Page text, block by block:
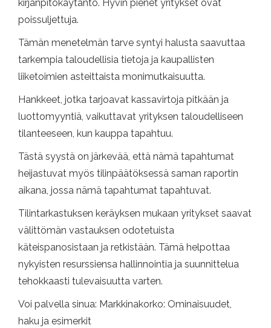
kirjanpitokäytäntö. Hyvin pienet yritykset ovat
poissuljettuja.
Tämän menetelmän tarve syntyi halusta saavuttaa
tarkempia taloudellisia tietoja ja kaupallisten
liiketoimien asteittaista monimutkaisuutta.
Hankkeet, jotka tarjoavat kassavirtoja pitkään ja
luottomyyntiä, vaikuttavat yrityksen taloudelliseen
tilanteeseen, kun kauppa tapahtuu.
Tästä syystä on järkevää, että nämä tapahtumat
heijastuvat myös tilinpäätöksessä saman raportin
aikana, jossa nämä tapahtumat tapahtuvat.
Tilintarkastuksen keräyksen mukaan yritykset saavat
välittömän vastauksen odotetuista
käteispanosistaan ​​ja retkistään. Tämä helpottaa
nykyisten resurssiensa hallinnointia ja suunnittelua
tehokkaasti tulevaisuutta varten.
Voi palvella sinua: Markkinakorko: Ominaisuudet,
haku ja esimerkit